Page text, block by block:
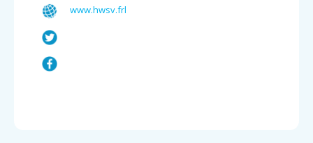
www.hwsv.frl